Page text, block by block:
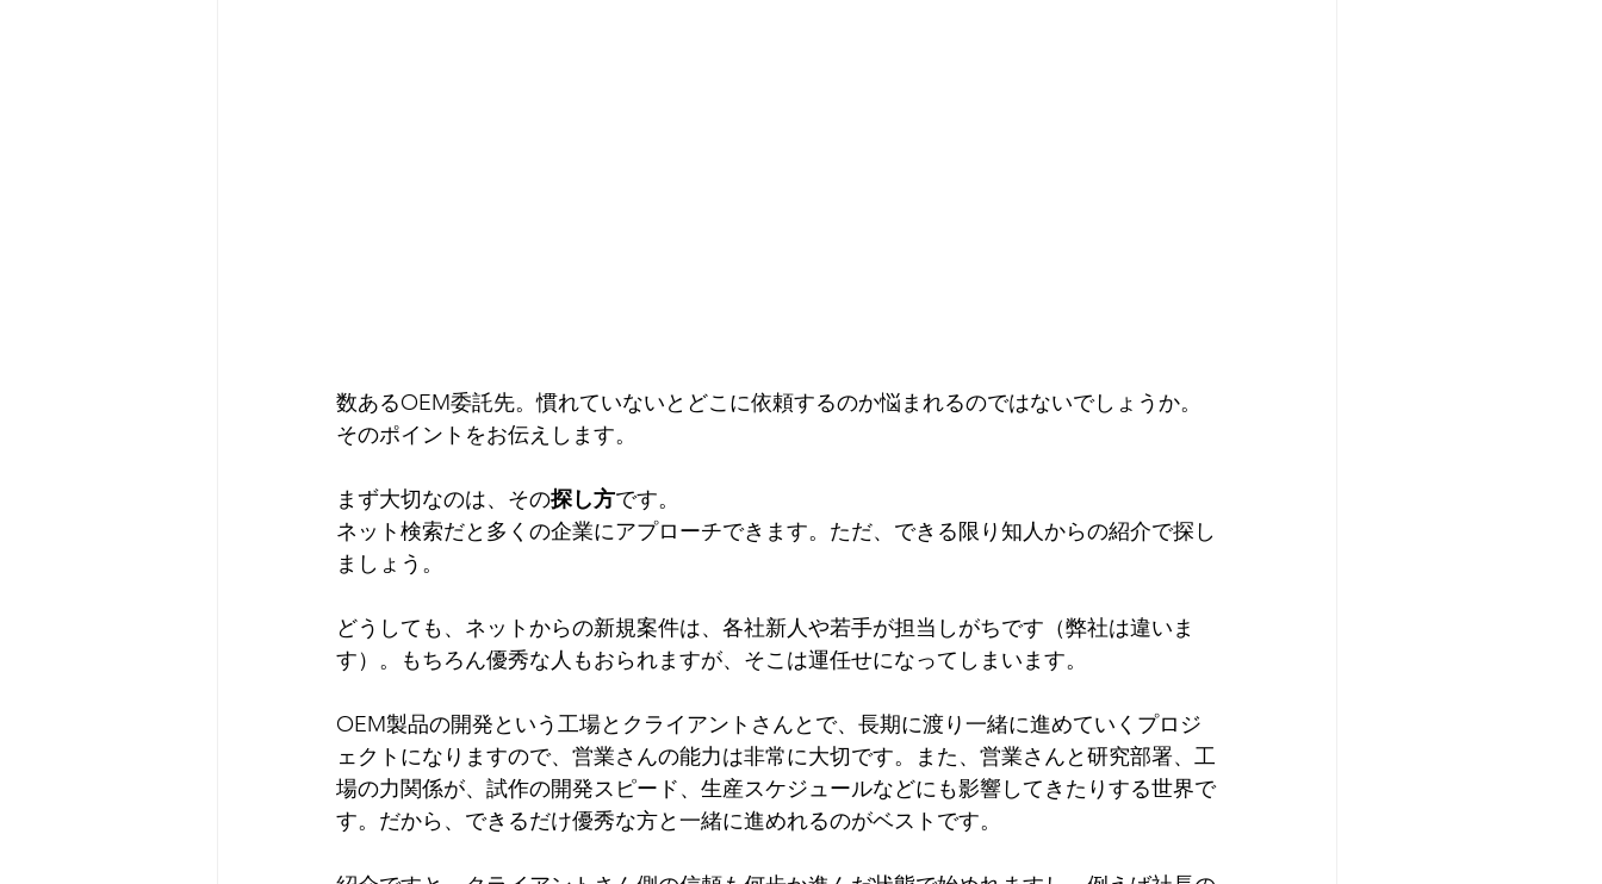
数あるOEM委託先。慣れていないとどこに依頼するのか悩まれるのではないでしょうか。
そのポイントをお伝えします。
まず大切なのは、その探し方です。
ネット検索だと多くの企業にアプローチできます。ただ、できる限り知人からの紹介で探し
ましょう。
どうしても、ネットからの新規案件は、各社新人や若手が担当しがちです（弊社は違いま
す）。もちろん優秀な人もおられますが、そこは運任せになってしまいます。
OEM製品の開発という工場とクライアントさんとで、長期に渡り一緒に進めていくプロジ
ェクトになりますので、営業さんの能力は非常に大切です。また、営業さんと研究部署、工
場の力関係が、試作の開発スピード、生産スケジュールなどにも影響してきたりする世界で
す。だから、できるだけ優秀な方と一緒に進めれるのがベストです。